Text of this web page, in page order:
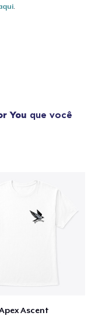
You que você
Ascent